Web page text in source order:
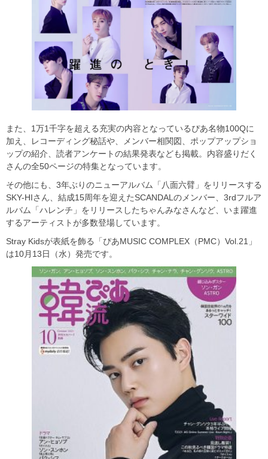
また、1万1千字を超える充実の内容となっているぴあ名物100Qに
加え、レコーディング秘話や、メンバー相関図、ポップアップショ
ップの紹介、読者アンケートの結果発表なども掲載。内容盛りだく
さんの全50ページの特集となっています。
その他にも、3年ぶりのニューアルバム「八面六臂」をリリースする
SKY-HIさん、結成15周年を迎えたSCANDALのメンバー、3rdフルア
ルバム「ハレンチ」をリリースしたちゃんみなさんなど、いま躍進
するアーティストが多数登場しています。
Stray Kidsが表紙を飾る「ぴあMUSIC COMPLEX（PMC）Vol.21」
は10月13日（水）発売です。